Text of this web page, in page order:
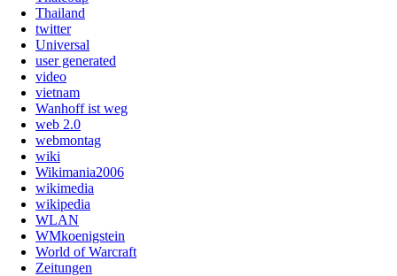
Thailand
twitter
Universal
user generated
video
vietnam
Wanhoff ist weg
web 2.0
webmontag
wiki
Wikimania2006
wikimedia
wikipedia
WLAN
WMkoenigstein
World of Warcraft
Zeitungen